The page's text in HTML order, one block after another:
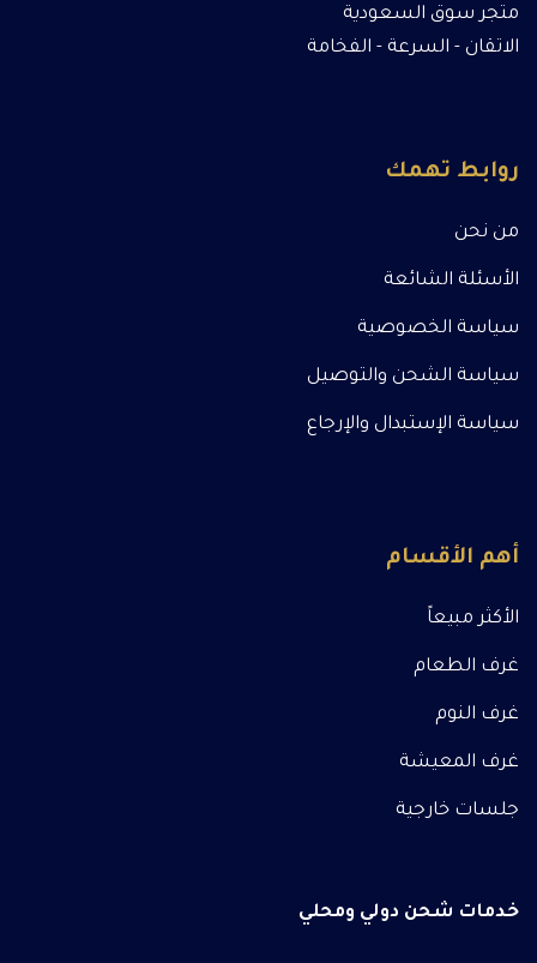
متجر سوق السعودية
الاتقان - السرعة - الفخامة
روابط تهمك
من نحن
الأسئلة الشائعة
سياسة الخصوصية
سياسة الشحن والتوصيل
سياسة الإستبدال والإرجاع
أهم الأقسام
الأكثر مبيعاً
غرف الطعام
غرف النوم
غرف المعيشة
جلسات خارجية
خدمات شحن دولي ومحلي